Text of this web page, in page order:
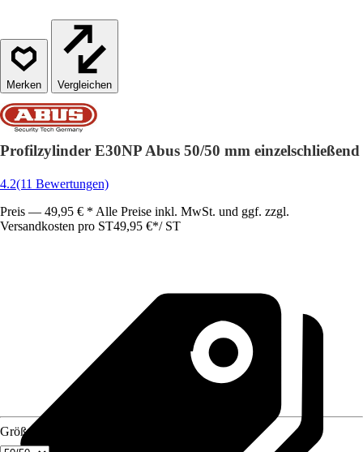
Vergleichen
Profilzylinder E30NP Abus 50/50 mm einzelschließend
4.2(11 Bewertungen)
Preis — 49,95 € * Alle Preise inkl. MwSt. und ggf. zzgl.
Versandkosten pro ST49,95 €*/ ST
Größe